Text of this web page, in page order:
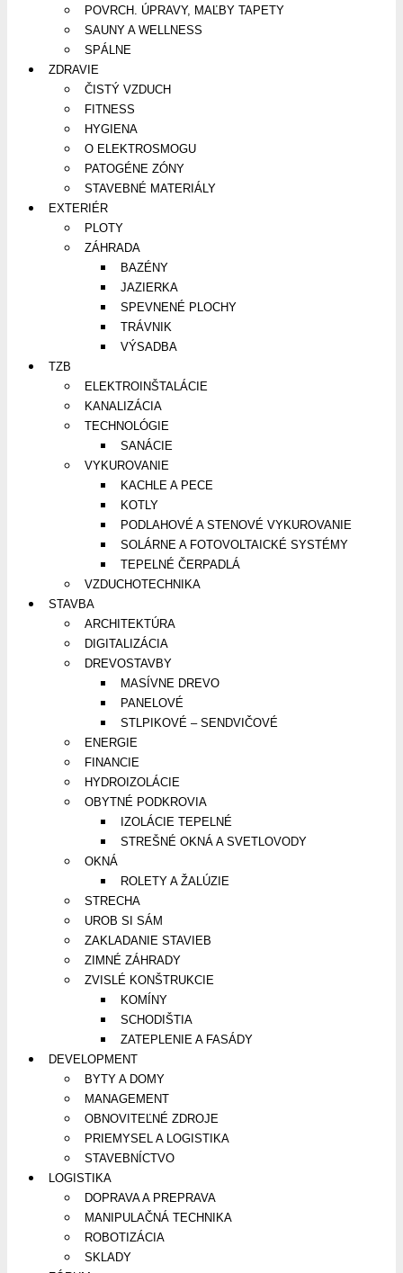
POVRCH. ÚPRAVY, MAĽBY TAPETY
SAUNY A WELLNESS
SPÁLNE
ZDRAVIE
ČISTÝ VZDUCH
FITNESS
HYGIENA
O ELEKTROSMOGU
PATOGÉNE ZÓNY
STAVEBNÉ MATERIÁLY
EXTERIÉR
PLOTY
ZÁHRADA
BAZÉNY
JAZIERKA
SPEVNENÉ PLOCHY
TRÁVNIK
VÝSADBA
TZB
ELEKTROINŠTALÁCIE
KANALIZÁCIA
TECHNOLÓGIE
SANÁCIE
VYKUROVANIE
KACHLE A PECE
KOTLY
PODLAHOVÉ A STENOVÉ VYKUROVANIE
SOLÁRNE A FOTOVOLTAICKÉ SYSTÉMY
TEPELNÉ ČERPADLÁ
VZDUCHOTECHNIKA
STAVBA
ARCHITEKTÚRA
DIGITALIZÁCIA
DREVOSTAVBY
MASÍVNE DREVO
PANELOVÉ
STLPIKOVÉ – SENDVIČOVÉ
ENERGIE
FINANCIE
HYDROIZOLÁCIE
OBYTNÉ PODKROVIA
IZOLÁCIE TEPELNÉ
STREŠNÉ OKNÁ A SVETLOVODY
OKNÁ
ROLETY A ŽALÚZIE
STRECHA
UROB SI SÁM
ZAKLADANIE STAVIEB
ZIMNÉ ZÁHRADY
ZVISLÉ KONŠTRUKCIE
KOMÍNY
SCHODIŠTIA
ZATEPLENIE A FASÁDY
DEVELOPMENT
BYTY A DOMY
MANAGEMENT
OBNOVITEĽNÉ ZDROJE
PRIEMYSEL A LOGISTIKA
STAVEBNÍCTVO
LOGISTIKA
DOPRAVA A PREPRAVA
MANIPULAČNÁ TECHNIKA
ROBOTIZÁCIA
SKLADY